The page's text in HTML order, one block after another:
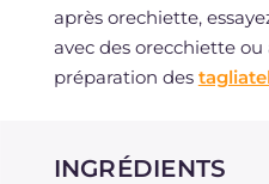
après orechiette,
avec des orecchiette
préparation des
INGRÉDIENTS